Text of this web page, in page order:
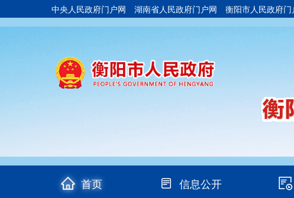
中央人民政府门户网 湖南省人民政府门户网 衡阳市人民政府门
首页(current) 信息公开